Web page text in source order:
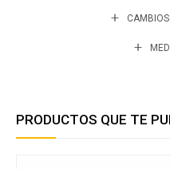
PRODUCTOS QUE TE